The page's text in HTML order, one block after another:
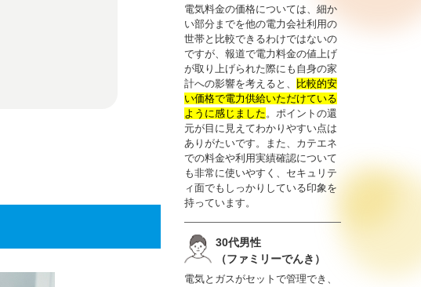
電気料金の価格については、細か
い部分までを他の電力会社利用の
世帯と比較できるわけではないの
ですが、報道で電力料金の値上げ
が取り上げられた際にも自身の家
計への影響を考えると、
比較的安
い価格で電力供給いただけている
ように感じました。ポイントの還
元が目に見えてわかりやすい点は
ありがたいです。また、カテエネ
での料金や利用実績確認について
も非常に使いやすく、セキュリテ
ィ面でもしっかりしている印象を
持っています。
30代男性
（ファミリーでんき）
電気とガスがセットで管理でき、